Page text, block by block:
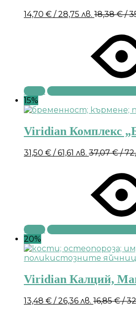
14,70 € / 28,75 лв. 18,38€/
Купи
15%
Viridian Комплекс
31,50 € / 61,61 лв. 37,07€/
Купи
20%
Viridian Калций,
13,48 € / 26,36 лв. 16,85€/